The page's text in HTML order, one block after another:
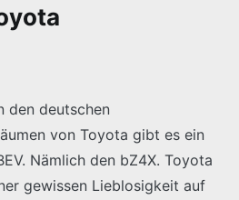
den deutschen
von Toyota gibt es ein
Nämlich den bZ4X. Toyota
gewissen Lieblosigkeit auf